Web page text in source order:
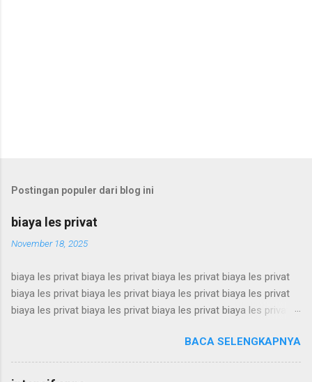
Postingan populer dari blog ini
biaya les privat
November 18, 2025
biaya les privat biaya les privat biaya les privat biaya les privat
biaya les privat biaya les privat biaya les privat biaya les privat
biaya les privat biaya les privat biaya les privat biaya les privat
biaya les privat biaya les privat biaya les privat biaya les privat
biaya les privat biaya les privat biaya les privat biaya les privat
biaya les privat biaya les privat biaya les privat biaya les privat
BACA SELENGKAPNYA